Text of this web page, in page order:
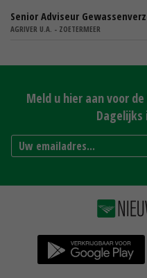
Senior Adviseur
AGRIVER U.A. - ZOETERMEER
Meld u hier aan voor
Dagelijks